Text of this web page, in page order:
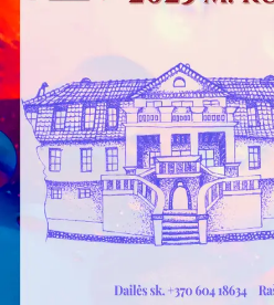
Sveiki! Taip, aš esu virtualus.
suteikia man galimybę ne tik
dar tobulai atsimenu visą šioje
informaciją. Jei visgi man pritrūks
Jums reikiamus kontaktus, kur
atsakingo specialisto.
Taigi... kuo galėčiau Jums padėti?